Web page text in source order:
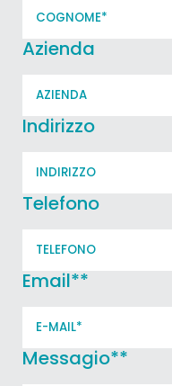
Azienda
Indirizzo
Telefono
Email**
Messagio**